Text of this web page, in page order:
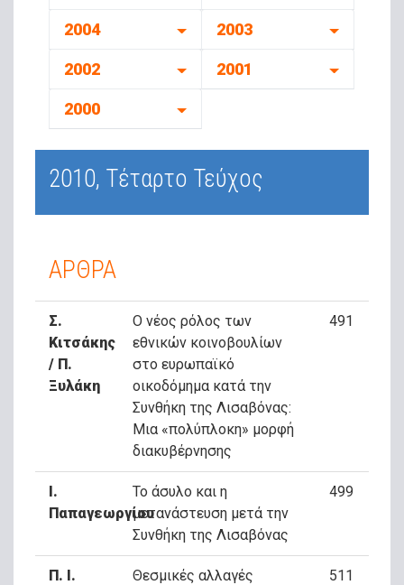
2004 2003
2002 2001
2000
2010, Τέταρτο Τεύχος
ΑΡΘΡΑ
Σ.
Κιτσάκης
/ Π.
Ξυλάκη
Ο νέος ρόλος των
εθνικών κοινοβουλίων
στο ευρωπαϊκό
οικοδόμημα κατά την
Συνθήκη της Λισαβόνας:
Μια «πολύπλοκη» μορφή
διακυβέρνησης
491
I.
Παπαγεωργίου
Το άσυλο και η
μετανάστευση μετά την
Συνθήκη της Λισαβόνας
499
Π. Ι.
Θεσμικές αλλαγές
511